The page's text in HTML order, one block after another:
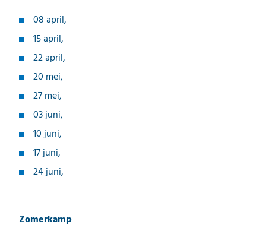
08 april,
15 april,
22 april,
20 mei,
27 mei,
03 juni,
10 juni,
17 juni,
24 juni,
Zomerkamp